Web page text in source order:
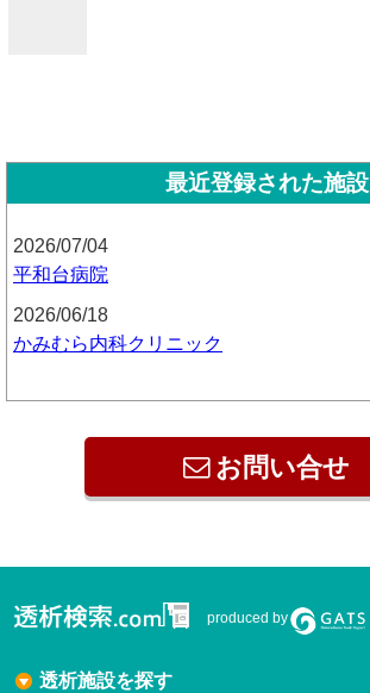
最近登録された施設
2026/07/04
平和台病院
2026/06/18
かみむら内科クリニック
お問い合せ
produced by
透析施設を探す